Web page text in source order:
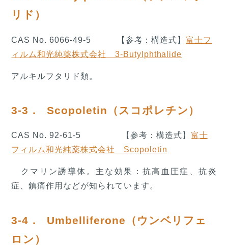
リド）
CAS No. 6066-49-5 【参考：構造式】富士フ
ィルム和光純薬株式会社 3-Butylphthalide
アルキルフタリド類。
3-3． Scopoletin（スコポレチン）
CAS No. 92-61-5 【参考：構造式】富士
フィルム和光純薬株式会社 Scopoletin
クマリン誘導体。主な効果：抗高血圧症、抗炎
症、鎮痛作用などが知られています。
3-4． Umbelliferone（ウンベリフェ
ロン）